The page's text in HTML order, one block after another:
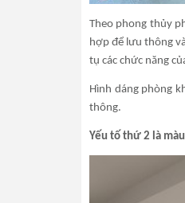
Theo phong thủy
hợp để lưu thông
tụ các chức năng
Hình dáng phòng
thông.
Yếu tố thứ 2 là